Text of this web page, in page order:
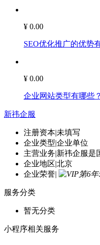
¥ 0.00
SEO优化推广的优势
¥ 0.00
企业网站类型有哪些？
新祎企服
注册资本|未填写
企业类型|企业单位
主营业务|新祎企服是
企业地区|北京
企业荣誉|
服务分类
暂无分类
小程序相关服务